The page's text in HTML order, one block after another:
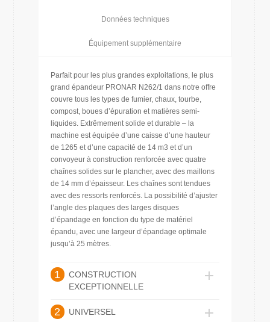
Données techniques
Équipement supplémentaire
Parfait pour les plus grandes exploitations, le plus
grand épandeur PRONAR N262/1 dans notre offre
couvre tous les types de fumier, chaux, tourbe,
compost, boues d’épuration et matières semi-
liquides. Extrêmement solide et durable – la
machine est équipée d’une caisse d’une hauteur
de 1265 et d’une capacité de 14 m3 et d’un
convoyeur à construction renforcée avec quatre
chaînes solides sur le plancher, avec des maillons
de 14 mm d’épaisseur. Les chaînes sont tendues
avec des ressorts renforcés. La possibilité d’ajuster
l’angle des plaques des larges disques
d’épandage en fonction du type de matériel
épandu, avec une largeur d’épandage optimale
jusqu’à 25 mètres.
1
CONSTRUCTION
EXCEPTIONNELLE
2 UNIVERSEL